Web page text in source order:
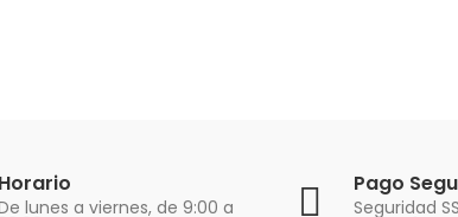
Horario
lunes a viernes, de 9:00 a
Pago
Seguridad